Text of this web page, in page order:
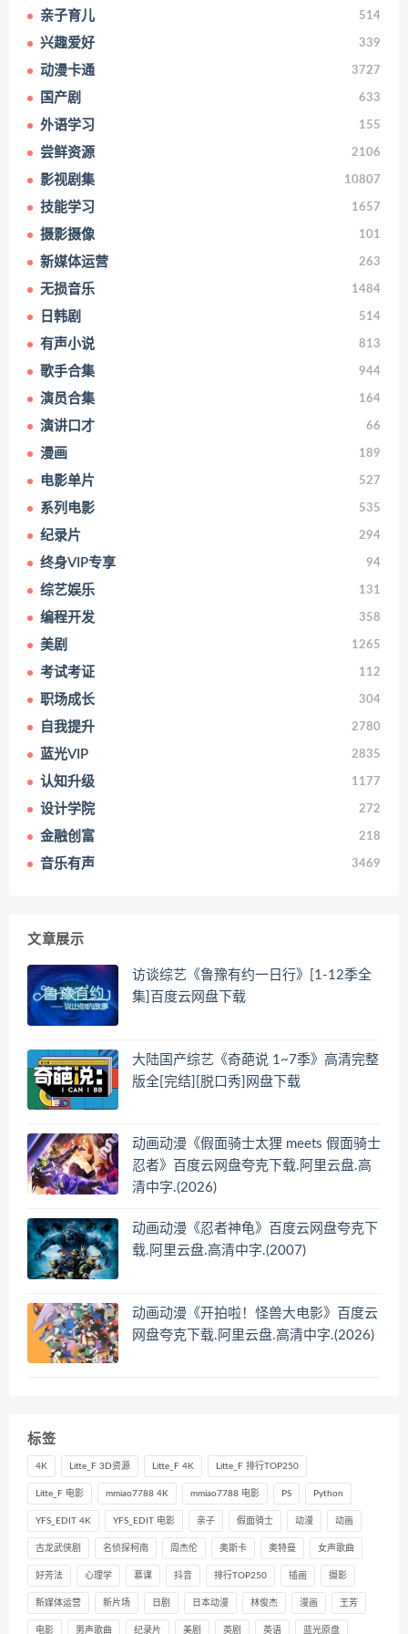
亲子育儿 514
兴趣爱好 339
动漫卡通 3727
国产剧 633
外语学习 155
尝鲜资源 2106
影视剧集 10807
技能学习 1657
摄影摄像 101
新媒体运营 263
无损音乐 1484
日韩剧 514
有声小说 813
歌手合集 944
演员合集 164
演讲口才 66
漫画 189
电影单片 527
系列电影 535
纪录片 294
终身VIP专享 94
综艺娱乐 131
编程开发 358
美剧 1265
考试考证 112
职场成长 304
自我提升 2780
蓝光VIP 2835
认知升级 1177
设计学院 272
金融创富 218
音乐有声 3469
文章展示
访谈综艺《鲁豫有约一日行》[1-12季全
集]百度云网盘下载
大陆国产综艺《奇葩说 1~7季》高清完整
版全[完结][脱口秀]网盘下载
动画动漫《假面骑士太狸 meets 假面骑士
忍者》百度云网盘夸克下载.阿里云盘.高
清中字.(2026)
动画动漫《忍者神龟》百度云网盘夸克下
载.阿里云盘.高清中字.(2007)
动画动漫《开拍啦！怪兽大电影》百度云
网盘夸克下载.阿里云盘.高清中字.(2026)
标签
4K Litte_F 3D资源 Litte_F 4K Litte_F 排行TOP250
Litte_F 电影 mmiao7788 4K mmiao7788 电影 PS Python
YFS_EDIT 4K YFS_EDIT 电影 亲子 假面骑士 动漫 动画
古龙武侠剧 名侦探柯南 周杰伦 奥斯卡 奥特曼 女声歌曲
好芳法 心理学 慕课 抖音 排行TOP250 插画 摄影
新媒体运营 新片场 日剧 日本动漫 林俊杰 漫画 王芳
电影 男声歌曲 纪录片 美剧 英剧 英语 蓝光原盘